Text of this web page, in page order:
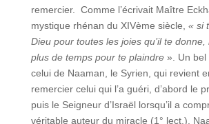
remercier. Comme l’écrivait Maître
mystique rhénan du XIVème siècle, « si
Dieu pour toutes les joies qu’il te
plus de temps pour te plaindre ». Un bel
celui de Naaman, le Syrien, qui revient
remercier celui qui l’a guéri, d’abord le
puis le Seigneur d’Israël lorsqu’il a
véritable auteur du miracle (1° lect.).